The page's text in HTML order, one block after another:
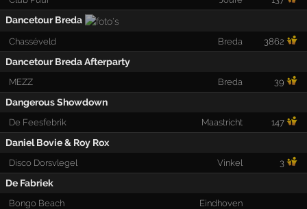
Dancetour Breda
Chasséveld Breda 3862
Dancetour Breda Afterparty
MEZZ Breda 39
Dangerous Showdown
De Feesfebrik Maastricht 147
Daniel Bovie & Roy Rox
Disco Dorsvlegel Vinkel 3
De Fabriek
Bongo Beach Eindhoven